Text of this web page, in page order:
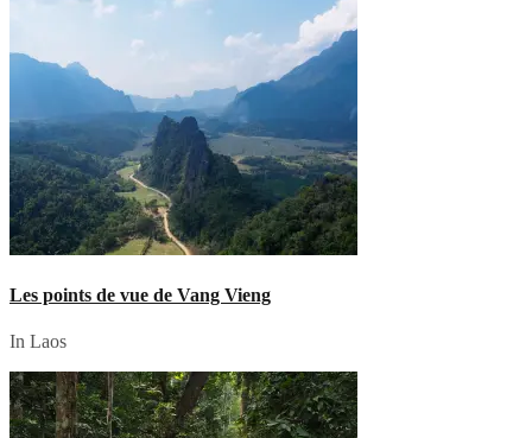
Les points de vue de Vang Vieng
In Laos